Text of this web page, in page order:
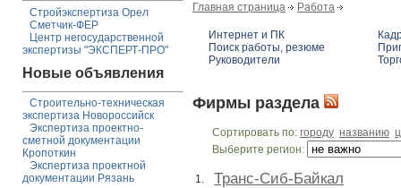
Стройэкспертиза Орел
Сметчик-ФЕР
Центр негосударственной
экспертизы "ЭКСПЕРТ-ПРО"
Новые объявления
Строительно-техническая
экспертиза Новороссийск
Экспертиза проектно-
сметной документации
Кропоткин
Экспертиза проектной
документации Рязань
Главная страница Работа
Интернет и ПК
Поиск работы, резюме
Руководители
Фирмы раздела
Сортировать по: городу названию
Выберите регион:
1. Транс-Сиб-Байкал